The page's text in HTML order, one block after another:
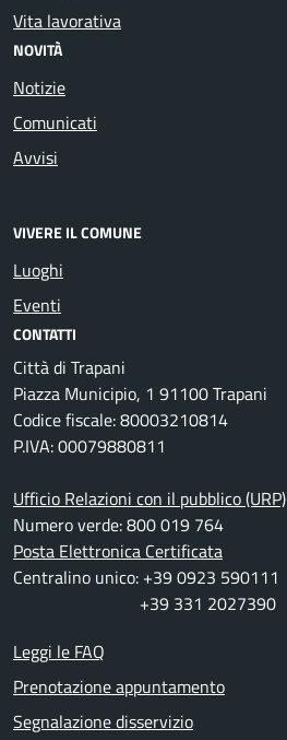
Vita lavorativa
NOVITÀ
Notizie
Comunicati
Avvisi
VIVERE IL COMUNE
Luoghi
Eventi
CONTATTI
Città di Trapani
Piazza Municipio, 1 91100 Trapani
Codice fiscale: 80003210814
P.IVA: 00079880811
Ufficio Relazioni con il pubblico (URP)
Numero verde: 800 019 764
Posta Elettronica Certificata
Centralino unico: +39 0923 590111
+39 331 2027390
Leggi le FAQ
Prenotazione appuntamento
Segnalazione disservizio